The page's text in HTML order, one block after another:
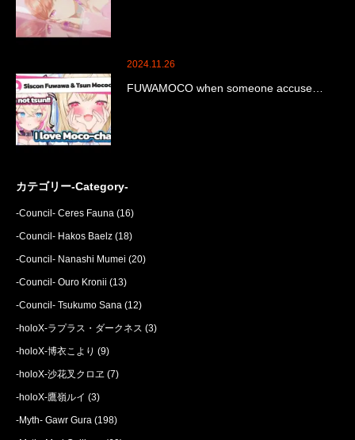
2024.11.26
FUWAMOCO when someone accuse…
カテゴリー-Category-
-Council- Ceres Fauna (16)
-Council- Hakos Baelz (18)
-Council- Nanashi Mumei (20)
-Council- Ouro Kronii (13)
-Council- Tsukumo Sana (12)
-holoX-ラプラス・ダークネス (3)
-holoX-博衣こより (9)
-holoX-沙花叉クロヱ (7)
-holoX-鷹嶺ルイ (3)
-Myth- Gawr Gura (198)